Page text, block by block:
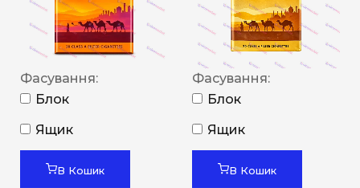
Фасування:
Блок
Ящик
В Кошик
Фасування:
Блок
Ящик
В Кошик